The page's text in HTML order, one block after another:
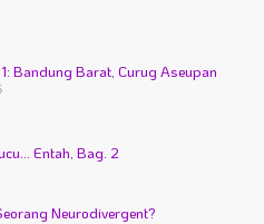
Bandung Barat, Curug Aseupan
Entah, Bag. 2
Neurodivergent?